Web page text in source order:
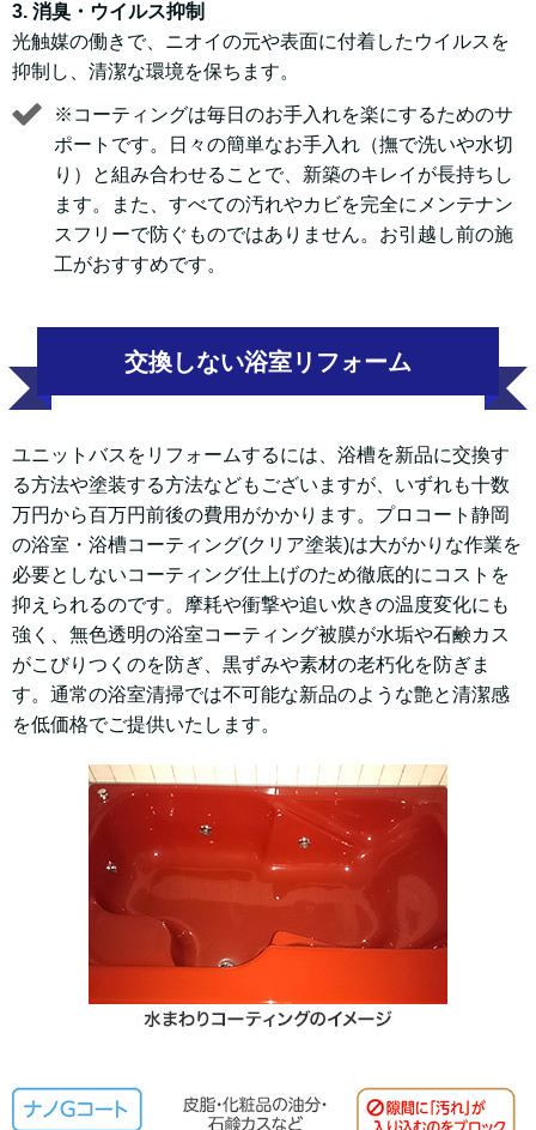
​3. 消臭・ウイルス抑制
光触媒の働きで、ニオイの元や表面に付着したウイルスを
抑制し、清潔な環境を保ちます。
​※コーティングは毎日のお手入れを楽にするためのサ
ポートです。日々の簡単なお手入れ（撫で洗いや水切
り）と組み合わせることで、新築のキレイが長持ちし
ます。また、すべての汚れやカビを完全にメンテナン
スフリーで防ぐものではありません。お引越し前の施
工がおすすめです。
交換しない浴室リフォーム
ユニットバスをリフォームするには、浴槽を新品に交換す
る方法や塗装する方法などもございますが、いずれも十数
万円から百万円前後の費用がかかります。プロコート静岡
の浴室・浴槽コーティング(クリア塗装)は大がかりな作業を
必要としないコーティング仕上げのため徹底的にコストを
抑えられるのです。摩耗や衝撃や追い炊きの温度変化にも
強く、無色透明の浴室コーティング被膜が水垢や石鹸カス
がこびりつくのを防ぎ、黒ずみや素材の老朽化を防ぎま
す。通常の浴室清掃では不可能な新品のような艶と清潔感
を低価格でご提供いたします。